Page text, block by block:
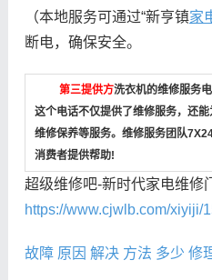
（本地服务可通过“新亨镇家
断电，确保安全。
第三提供方洗衣机的维修服务
这个电话不仅提供了维修服务，还能
维修保养等服务。维修服务团队
消费者提供帮助!
超级维修吧-新时代家电维修
https://www.cjwlb.com/xiyiji/
故障 原因 解决 方法 多少 修